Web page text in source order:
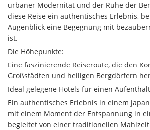
urbaner Modernität und der Ruhe der
diese Reise ein authentisches Erlebnis,
Augenblick eine Begegnung mit
ist.
Die Höhepunkte:
Eine faszinierende Reiseroute, die den
Großstädten und heiligen Bergdörfern
Ideal gelegene Hotels für einen
Ein authentisches Erlebnis in einem
mit einem Moment der Entspannung in
begleitet von einer traditionellen Mahlzeit.